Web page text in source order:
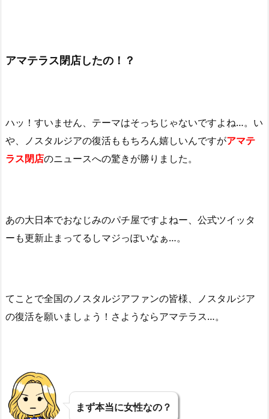
アマテラス閉店したの！？
ハッ！すいません、テーマはそっちじゃないですよね…。い
や、ノスタルジアの復活ももちろん嬉しいんですがアマテ
ラス閉店のニュースへの驚きが勝りました。
あの大日本でおなじみのパチ屋ですよねー、公式ツイッタ
ーも更新止まってるしマジっぽいなぁ…。
てことで全国のノスタルジアファンの皆様、ノスタルジア
の復活を願いましょう！さようならアマテラス…。
まず本当に女性なの？